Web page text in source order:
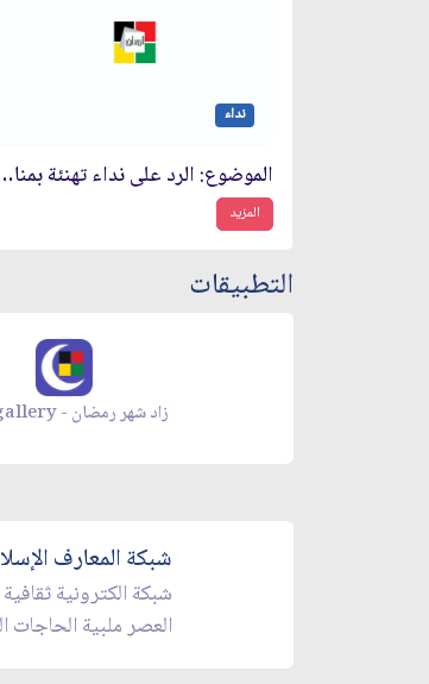
نداء
الموضوع: الرد على نداء تهنئة بمناسبة
المزيد
التطبيقات
زاد شهر رمضان - appgallery
شبكة المعارف
شبكة الكترونية
العصر ملبية الحاجات